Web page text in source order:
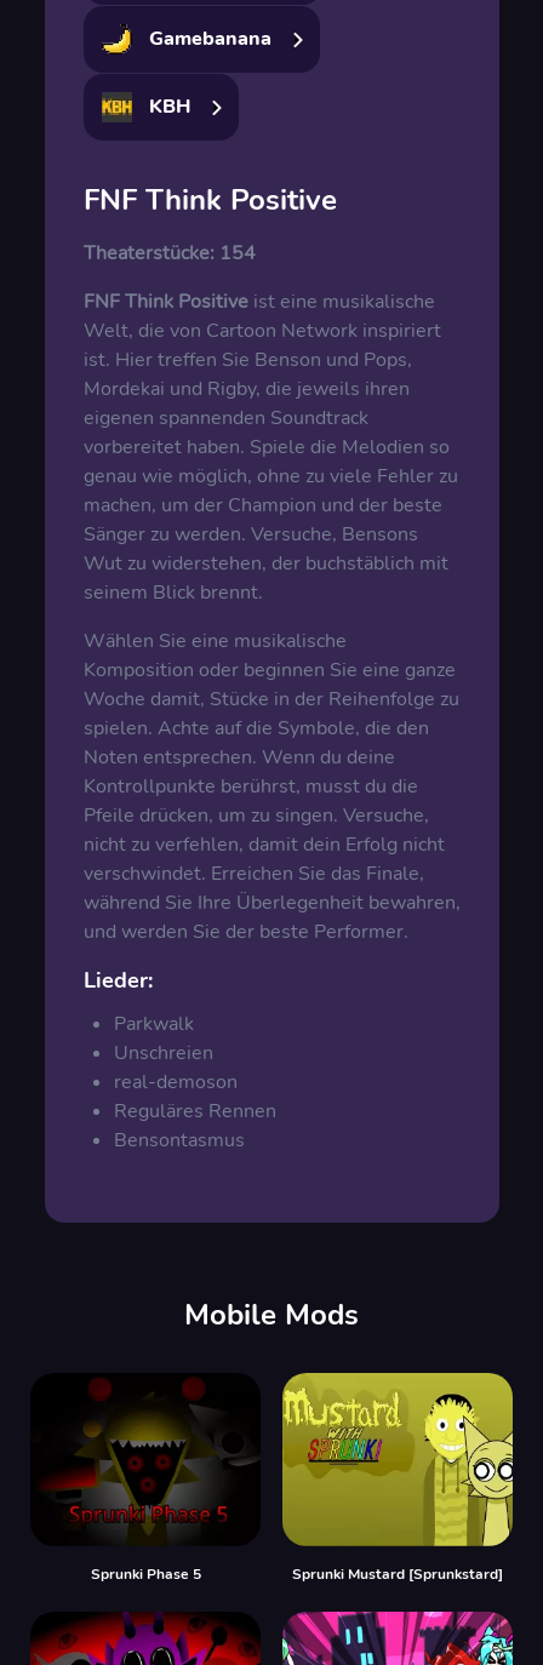
Gamebanana
KBH
FNF Think Positive
Theaterstücke: 154
FNF Think Positiveist eine musikalische
Welt, die von Cartoon Network inspiriert
ist. Hier treffen Sie Benson und Pops,
Mordekai und Rigby, die jeweils ihren
eigenen spannenden Soundtrack
vorbereitet haben. Spiele die Melodien so
genau wie möglich, ohne zu viele Fehler zu
machen, um der Champion und der beste
Sänger zu werden. Versuche, Bensons
Wut zu widerstehen, der buchstäblich mit
seinem Blick brennt.
Wählen Sie eine musikalische
Komposition oder beginnen Sie eine ganze
Woche damit, Stücke in der Reihenfolge zu
spielen. Achte auf die Symbole, die den
Noten entsprechen. Wenn du deine
Kontrollpunkte berührst, musst du die
Pfeile drücken, um zu singen. Versuche,
nicht zu verfehlen, damit dein Erfolg nicht
verschwindet. Erreichen Sie das Finale,
während Sie Ihre Überlegenheit bewahren,
und werden Sie der beste Performer.
Lieder:
Parkwalk
Unschreien
real-demoson
Reguläres Rennen
Bensontasmus
Mobile Mods
Sprunki Phase 5 Sprunki Mustard [Sprunkstard]